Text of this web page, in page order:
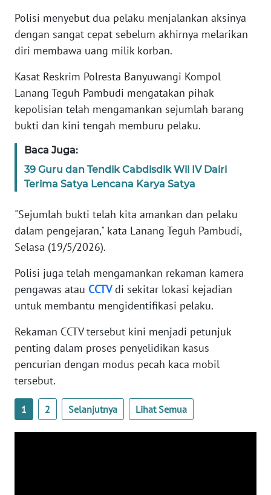
Polisi menyebut dua pelaku menjalankan aksinya
dengan sangat cepat sebelum akhirnya melarikan
diri membawa uang milik korban.
Kasat Reskrim Polresta Banyuwangi Kompol
Lanang Teguh Pambudi mengatakan pihak
kepolisian telah mengamankan sejumlah barang
bukti dan kini tengah memburu pelaku.
Baca Juga:
39 Guru dan Tendik Cabdisdik Wil IV Dairi
Terima Satya Lencana Karya Satya
"Sejumlah bukti telah kita amankan dan pelaku
dalam pengejaran," kata Lanang Teguh Pambudi,
Selasa (19/5/2026).
Polisi juga telah mengamankan rekaman kamera
pengawas atau CCTVdi sekitar lokasi kejadian
untuk membantu mengidentifikasi pelaku.
Rekaman CCTV tersebut kini menjadi petunjuk
penting dalam proses penyelidikan kasus
pencurian dengan modus pecah kaca mobil
tersebut.
1 2 Selanjutnya Lihat Semua
DISCLAIMER
Wahana
News
WN
SUMUT
JAKARTA
WN
WN
BANTEN
WN
NTT
KEPRI
WN
PAPUA